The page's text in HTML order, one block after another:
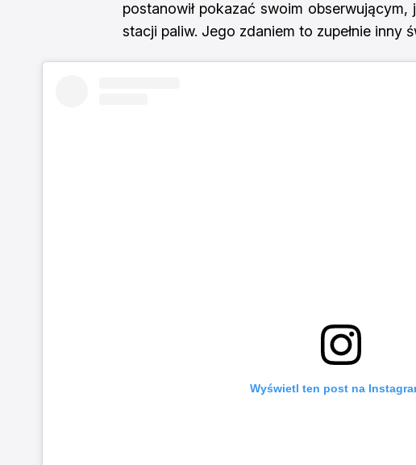
postanowił pokazać swoim
stacji paliw. Jego zdaniem to zupełnie inny
Wyświetl ten post na